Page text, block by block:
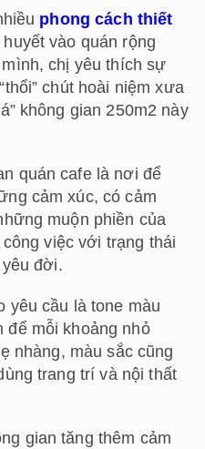
phong cách thiết
vào quán rộng
chị yêu thích sự
chút hoài niệm xưa
không gian 250m2 này
quán cafe là nơi để
cảm xúc, có cảm
muộn phiền của
việc với trạng thái
đời.
yêu cầu là tone màu
để mỗi khoảng nhỏ
nhàng, màu sắc cũng
trang trí và nội thất
gian tăng thêm cảm